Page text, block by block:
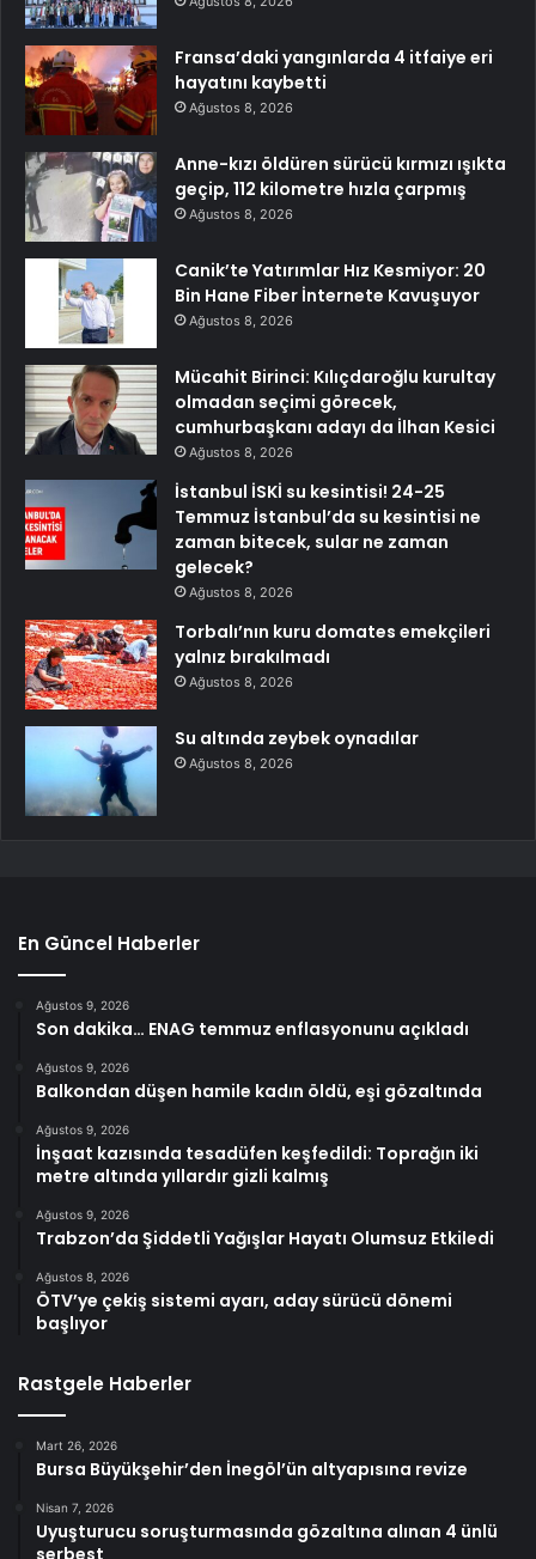
Fransa’daki yangınlarda 4 itfaiye eri
hayatını kaybetti
Ağustos 8, 2026
Anne-kızı öldüren sürücü kırmızı ışıkta
geçip, 112 kilometre hızla çarpmış
Ağustos 8, 2026
Canik’te Yatırımlar Hız Kesmiyor: 20
Bin Hane Fiber İnternete Kavuşuyor
Ağustos 8, 2026
Mücahit Birinci: Kılıçdaroğlu kurultay
olmadan seçimi görecek,
cumhurbaşkanı adayı da İlhan Kesici
Ağustos 8, 2026
İstanbul İSKİ su kesintisi! 24-25
Temmuz İstanbul’da su kesintisi ne
zaman bitecek, sular ne zaman
gelecek?
Ağustos 8, 2026
Torbalı’nın kuru domates emekçileri
yalnız bırakılmadı
Ağustos 8, 2026
Su altında zeybek oynadılar
Ağustos 8, 2026
En Güncel Haberler
Ağustos 9, 2026
Son dakika… ENAG temmuz enflasyonunu açıkladı
Ağustos 9, 2026
Balkondan düşen hamile kadın öldü, eşi gözaltında
Ağustos 9, 2026
İnşaat kazısında tesadüfen keşfedildi: Toprağın iki
metre altında yıllardır gizli kalmış
Ağustos 9, 2026
Trabzon’da Şiddetli Yağışlar Hayatı Olumsuz Etkiledi
Ağustos 8, 2026
ÖTV’ye çekiş sistemi ayarı, aday sürücü dönemi
başlıyor
Rastgele Haberler
Mart 26, 2026
Bursa Büyükşehir’den İnegöl’ün altyapısına revize
Nisan 7, 2026
Uyuşturucu soruşturmasında gözaltına alınan 4 ünlü
serbest